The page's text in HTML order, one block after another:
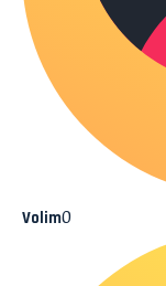
Volim0